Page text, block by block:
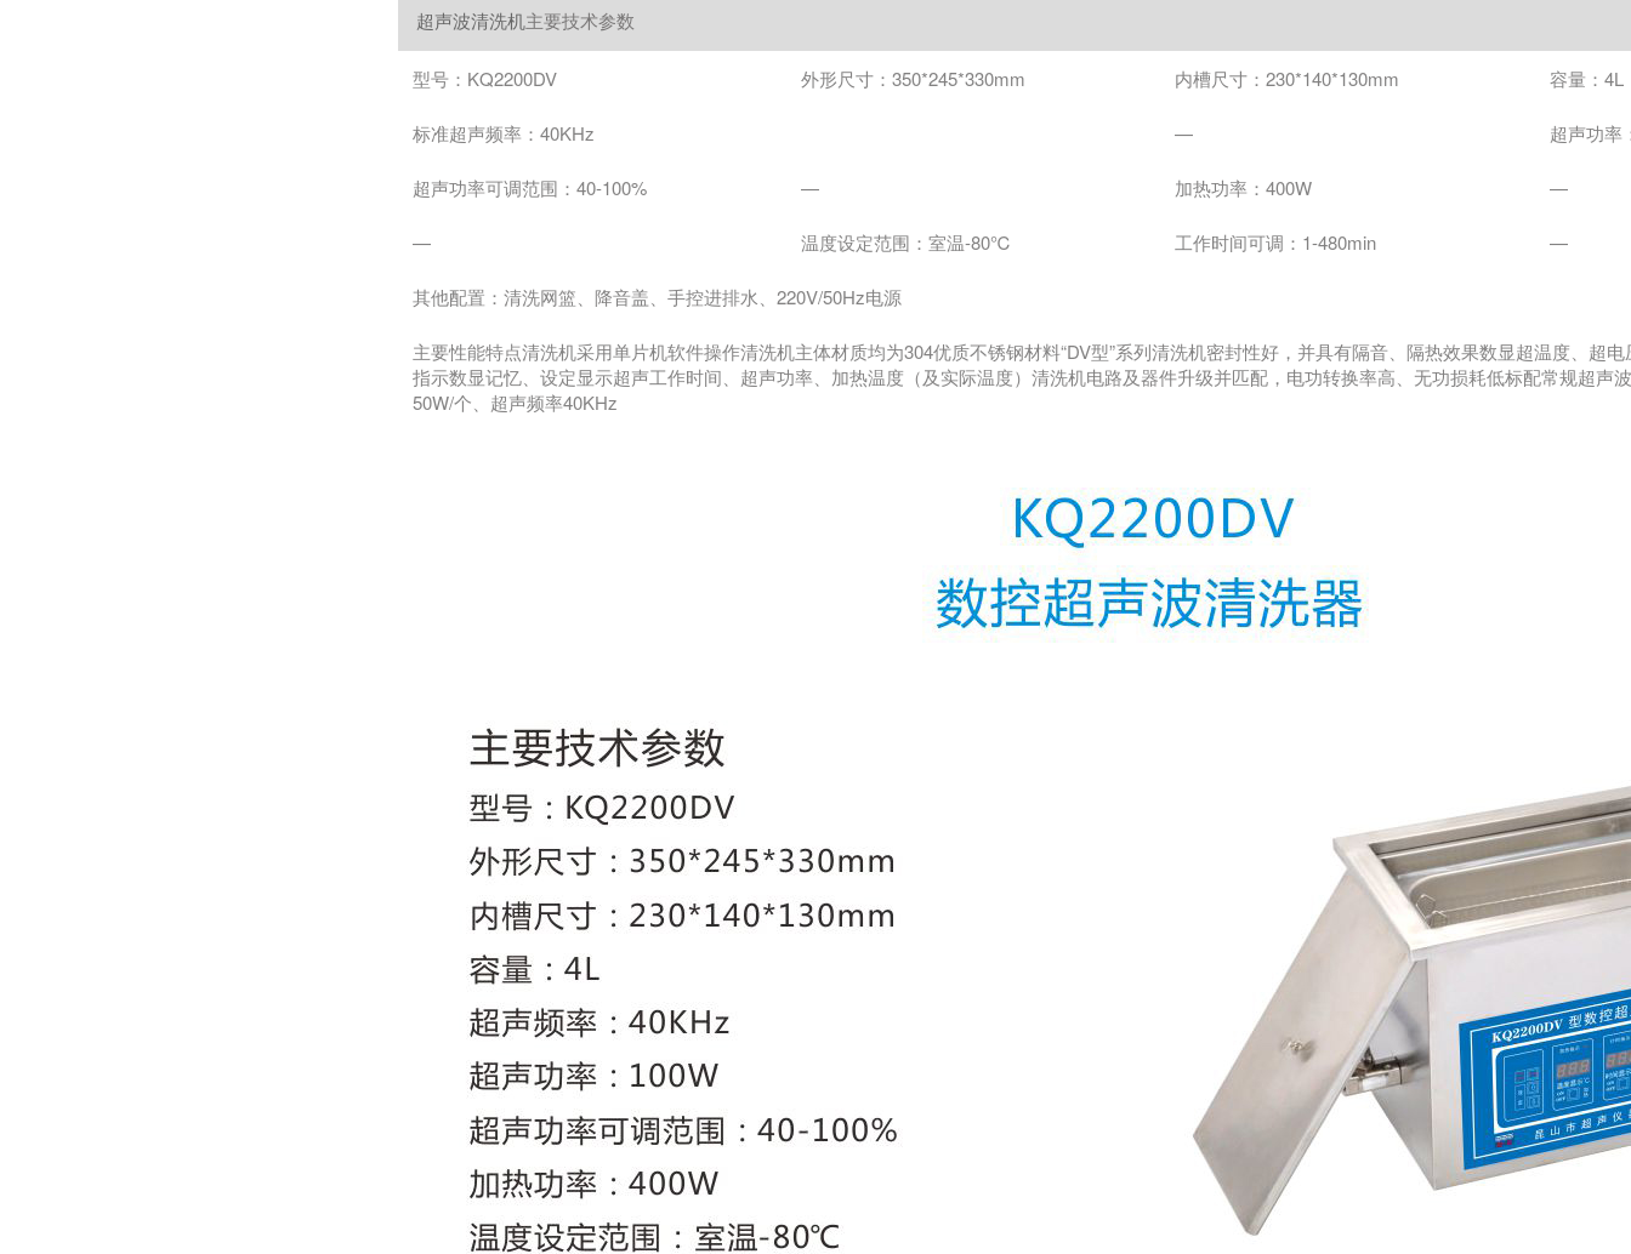
超声波清洗机主要技术参数
型号：KQ2200DV 外形尺寸：350*245*330mm 内槽尺寸：230*140*130mm 容量：4L
标准超声频率：40KHz — 超声功率
超声功率可调范围：40-100% — 加热功率：400W —
— 温度设定范围：室温-80℃ 工作时间可调：1-480min —
其他配置：清洗网篮、降音盖、手控进排水、220V/50Hz电源
主要性能特点清洗机采用单片机软件操作清洗机主体材质均为304优质不锈钢材料“DV型”系列清洗机密封性好，并具有隔音、隔热效果数显超温度、超
指示数显记忆、设定显示超声工作时间、超声功率、加热温度（及实际温度）清洗机电路及器件升级并匹配，电功转换率高、无功损耗低标配常规超声
50W/个、超声频率40KHz